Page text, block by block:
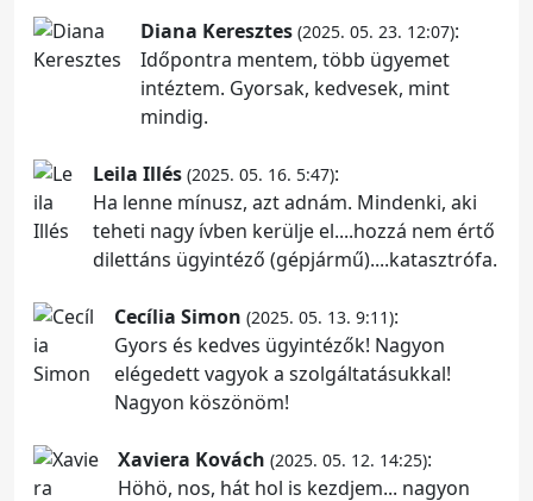
Diana Keresztes (2025. 05. 23. 12:07):
Időpontra mentem, több ügyemet
intéztem. Gyorsak, kedvesek, mint
mindig.
Leila Illés (2025. 05. 16. 5:47):
Ha lenne mínusz, azt adnám. Mindenki, aki
teheti nagy ívben kerülje el....hozzá nem értő
dilettáns ügyintéző (gépjármű)....katasztrófa.
Cecília Simon (2025. 05. 13. 9:11):
Gyors és kedves ügyintézők! Nagyon
elégedett vagyok a szolgáltatásukkal!
Nagyon köszönöm!
Xaviera Kovách (2025. 05. 12. 14:25):
Höhö, nos, hát hol is kezdjem... nagyon